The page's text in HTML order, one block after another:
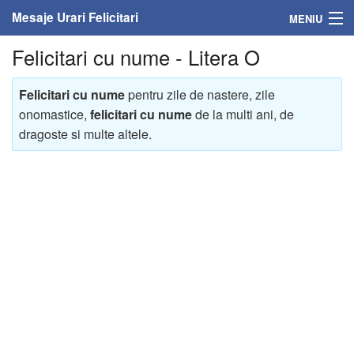
Mesaje Urari Felicitari MENIU
Home
Mesaje
Felicitari
Felicitari cu nume - Litera O
Felicitari cu numepentru zile de nastere, zile
onomastice, felicitari cu numede la multi ani, de
dragoste si multe altele.